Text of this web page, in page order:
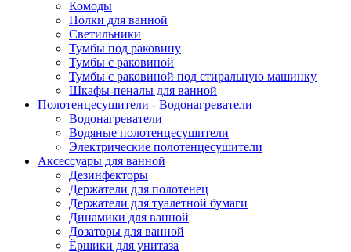
Комоды
Полки для ванной
Светильники
Тумбы под раковину
Тумбы с раковиной
Тумбы с раковиной под стиральную машинку
Шкафы-пеналы для ванной
Полотенцесушители - Водонагреватели
Водонагреватели
Водяные полотенцесушители
Электрические полотенцесушители
Аксессуары для ванной
Дезинфекторы
Держатели для полотенец
Держатели для туалетной бумаги
Динамики для ванной
Дозаторы для ванной
Ёршики для унитаза